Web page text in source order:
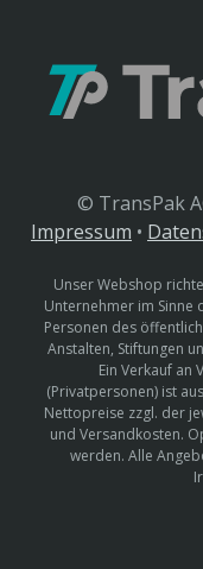
© TransPak
Impressum •
Unser Webshop
Unternehmer im Sinne
Personen des
Anstalten, Stiftungen
Ein Verkauf an
(Privatpersonen) ist
Nettopreise zzgl. der
und Versandkosten.
werden. Alle